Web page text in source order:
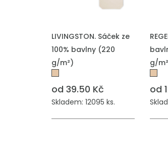
PŘIDAT DO POPTÁVKY
LIVINGSTON. Sáček ze
100% bavlny (220
g/m²)
od 39.50 Kč
Skladem: 12095 ks.
g/
od